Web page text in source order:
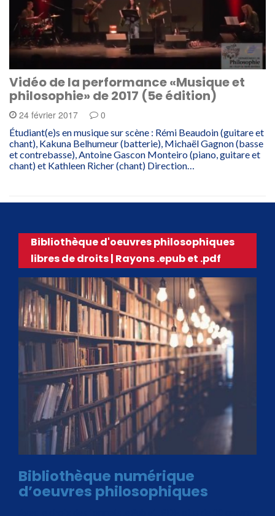
Vidéo de la performance «Musique et
philosophie» de 2017 (5e édition)
24 février 2017 0
Étudiant(e)s en musique sur scène : Rémi Beaudoin (guitare et
chant), Kakuna Belhumeur (batterie), Michaël Gagnon (basse
et contrebasse), Antoine Gascon Monteiro (piano, guitare et
chant) et Kathleen Richer (chant) Direction…
Bibliothèque d'oeuvres philosophiques
libres de droits | Rayons .epub et .pdf
Bibliothèque numérique
d’oeuvres philosophiques